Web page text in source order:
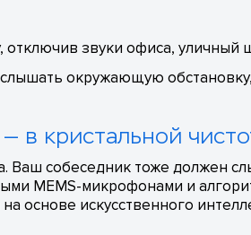
отключив звуки офиса,
окружающую
в кристальной
собеседник тоже должен
MEMS-микрофонами и
основе искусственного